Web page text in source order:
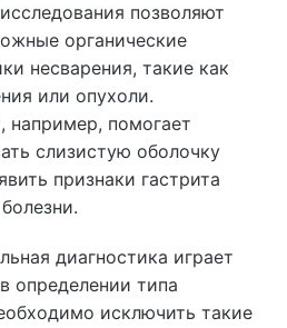
позволяют
органические
несварения, такие как
или опухоли.
например, помогает
слизистую оболочку
признаки гастрита
диагностика играет
определении типа
исключить такие